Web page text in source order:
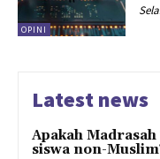
OPINI
Latest news
Apakah
siswa non-